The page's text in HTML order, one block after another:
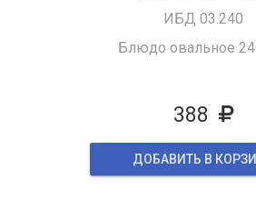
ИБД 03.240
Блюдо овальное
388
ДОБАВИТЬ В